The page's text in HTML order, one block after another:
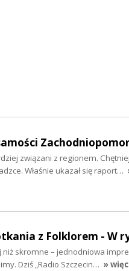
związani z regionem.
Właśnie ukazał się raport…
z Folklorem - W
niż skromne – jednodniowa
Dziś „Radio Szczecin… »